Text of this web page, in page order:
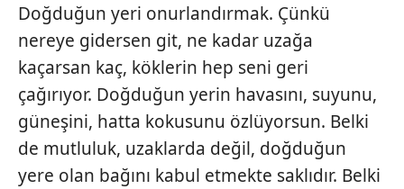
Doğduğun yeri onurlandırmak. Çünkü
nereye gidersen git, ne kadar uzağa
kaçarsan kaç, köklerin hep seni geri
çağırıyor. Doğduğun yerin havasını, suyunu,
güneşini, hatta kokusunu özlüyorsun. Belki
de mutluluk, uzaklarda değil, doğduğun
yere olan bağını kabul etmekte saklıdır. Belki